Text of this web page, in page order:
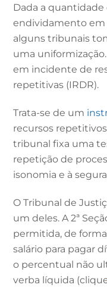
Dada a quantidade
endividamento em
alguns tribunais
uma
em incidente de
repetitivas (IRDR).
Trata-se de um
recursos
tribunal fixa uma
repetição de
isonomia e à
O Tribunal de
um deles. A 2ª
permitida, de
salário para pagar
o percentual não
verba líquida